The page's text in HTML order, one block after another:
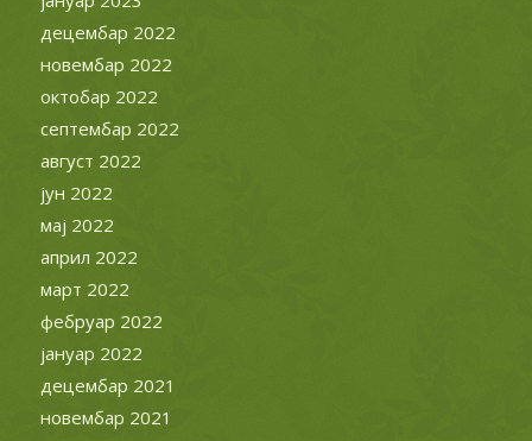
децембар 2022
новембар 2022
октобар 2022
септембар 2022
август 2022
јун 2022
мај 2022
април 2022
март 2022
фебруар 2022
јануар 2022
децембар 2021
новембар 2021